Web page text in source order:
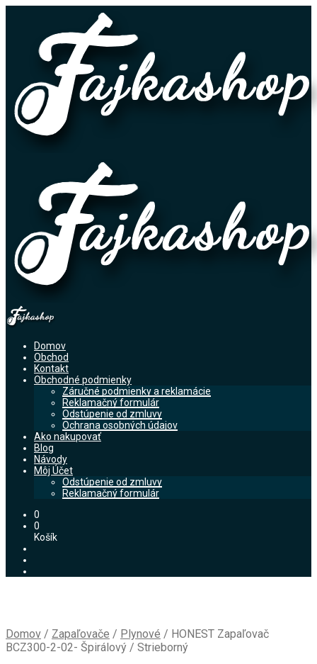
Domov
Obchod
Kontakt
Obchodné podmienky
Záručné podmienky a reklamácie
Reklamačný formulár
Odstúpenie od zmluvy
Ochrana osobných údajov
Ako nakupovať
Blog
Návody
Môj Účet
Odstúpenie od zmluvy
Reklamačný formulár
0
0
Košík
Domov / Zapaľovače / Plynové / HONEST Zapaľovač
BCZ300-2-02- Špirálový / Strieborný